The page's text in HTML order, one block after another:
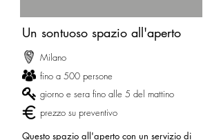
Un sontuoso spazio all'aperto
Milano
fino a 500 persone
giorno e sera fino alle 5 del mattino
prezzo su preventivo
Questo spazio all'aperto con un servizio di